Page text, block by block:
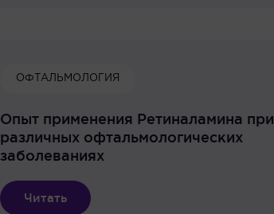
ОФТАЛЬМОЛОГИЯ
Опыт применения Ретиналамина при
различных офтальмологических
заболеваниях
Читать